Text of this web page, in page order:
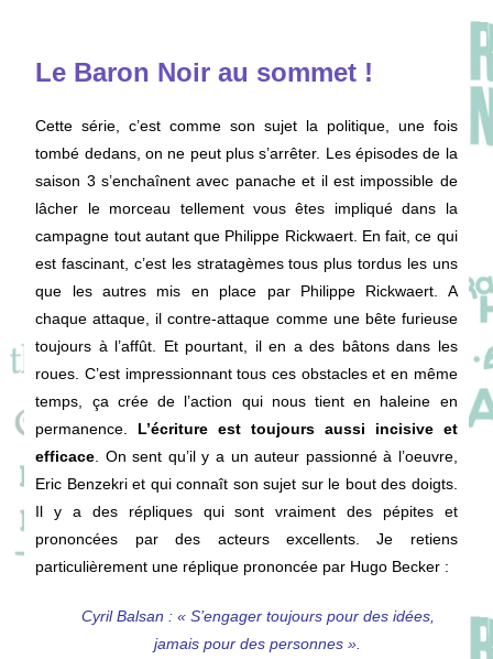
Le Baron Noir au sommet !
Cette série, c’est comme son sujet la politique, une fois
tombé dedans, on ne peut plus s’arrêter. Les épisodes de la
saison 3 s’enchaînent avec panache et il est impossible de
lâcher le morceau tellement vous êtes impliqué dans la
campagne tout autant que Philippe Rickwaert. En fait, ce qui
est fascinant, c’est les stratagèmes tous plus tordus les uns
que les autres mis en place par Philippe Rickwaert. A
chaque attaque, il contre-attaque comme une bête furieuse
toujours à l’affût. Et pourtant, il en a des bâtons dans les
roues. C’est impressionnant tous ces obstacles et en même
temps, ça crée de l’action qui nous tient en haleine en
permanence. L’écriture est toujours aussi incisive et
efficace . On sent qu’il y a un auteur passionné à l’oeuvre,
Eric Benzekri et qui connaît son sujet sur le bout des doigts.
Il y a des répliques qui sont vraiment des pépites et
prononcées par des acteurs excellents. Je retiens
particulièrement une réplique prononcée par Hugo Becker :
Cyril Balsan : « S’engager toujours pour des idées,
jamais pour des personnes ».